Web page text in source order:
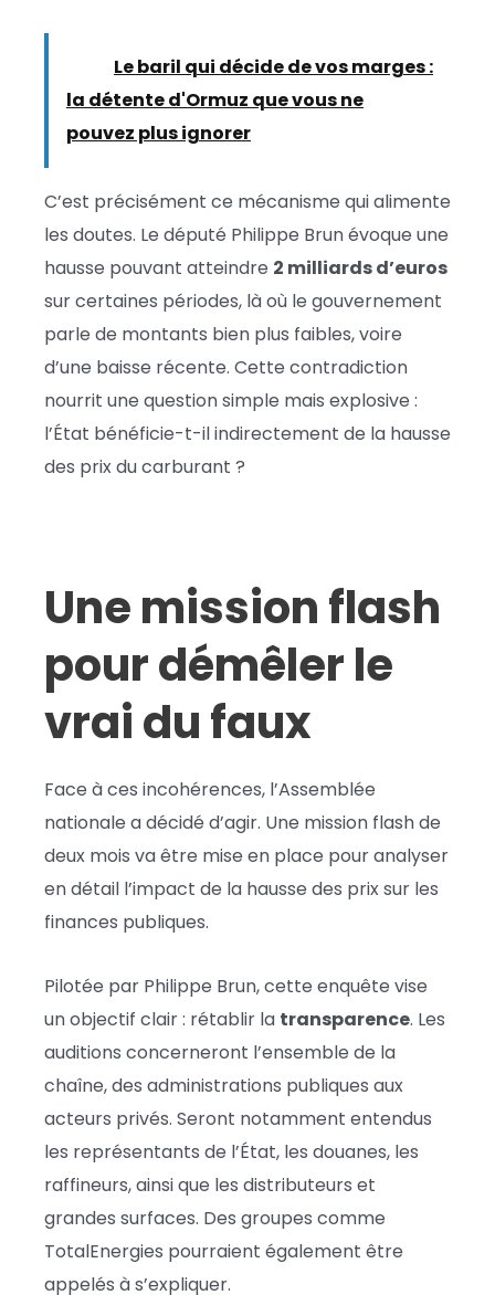
Le baril qui décide de vos marges :
la détente d'Ormuz que vous ne
pouvez plus ignorer
C’est précisément ce mécanisme qui alimente
les doutes. Le député Philippe Brunévoque une
hausse pouvant atteindre 2 milliards d’euros
sur certaines périodes, là où le gouvernement
parle de montants bien plus faibles, voire
d’une baisse récente. Cette contradiction
nourrit une question simple mais explosive :
l’État bénéficie-t-il indirectement de la hausse
des prix du carburant ?
Une mission flash
pour démêler le
vrai du faux
Face à ces incohérences, l’Assemblée
nationale a décidé d’agir. Une mission flash de
deux mois va être mise en place pour analyser
en détail l’impact de la hausse des prix sur les
finances publiques.
Pilotée par Philippe Brun, cette enquête vise
un objectif clair : rétablir la transparence. Les
auditions concerneront l’ensemble de la
chaîne, des administrations publiques aux
acteurs privés. Seront notamment entendus
les représentants de l’État, les douanes, les
raffineurs, ainsi que les distributeurs et
grandes surfaces. Des groupes comme
TotalEnergies pourraient également être
appelés à s’expliquer.